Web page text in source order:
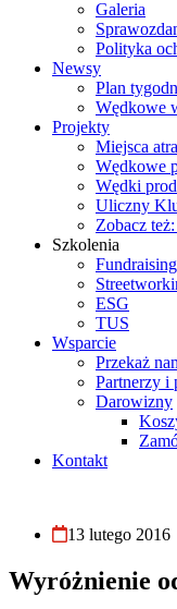
Galeria
Polityka
Newsy
Plan
Wędkowe
Projekty
Miejsca
Wędkowe
Wędki
Uliczny
Zobacz
Szkolenia
Fundraising
ESG
TUS
Wsparcie
Przekaż
Partnerzy i
Darowizny
Kontakt
13 lutego 2016
Wyróżnienie